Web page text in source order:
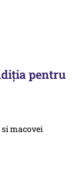
pentru